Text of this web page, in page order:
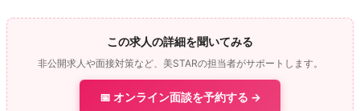
e er
e er
e
st
e
n
a
p
y
Li
この求人の詳細を聞いてみる
非公開求人や面接対策など、美STARの担当者がサポートします。
📅 オンライン面談を予約する →